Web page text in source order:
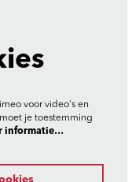
voor video's en
je toestemming
informatie…